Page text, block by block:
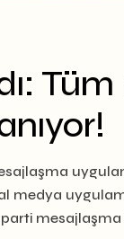
medya